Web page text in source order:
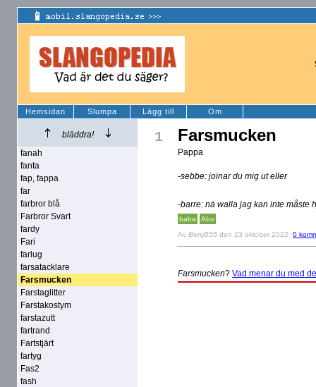
Hemsidan Slumpa Lägg till Om
bläddra!
fanah
fanta
fap, fappa
far
farbror blå
Farbror Svart
fardy
Fari
farlug
farsatacklare
Farsmucken
Farstaglitter
Farstakostym
farstazutt
fartrand
Fartstjärt
fartyg
Fas2
fash
1 Farsmucken
Pappa
-sebbe: joinar du mig ut eller
-barre: nä walla jag kan inte måste
baba Abo
Av Benji555 den 23 oktober 2022 0
Farsmucken? Vad menar du med